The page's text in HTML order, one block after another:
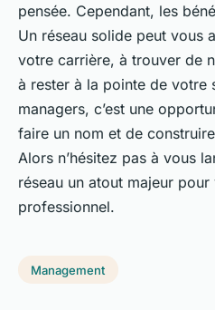
pensée. Cependant, les
Un réseau solide peut vous
votre carrière, à trouver de
à rester à la pointe de votre
managers, c’est une
faire un nom et de
Alors n’hésitez pas à vous
réseau un atout majeur
professionnel.
Management